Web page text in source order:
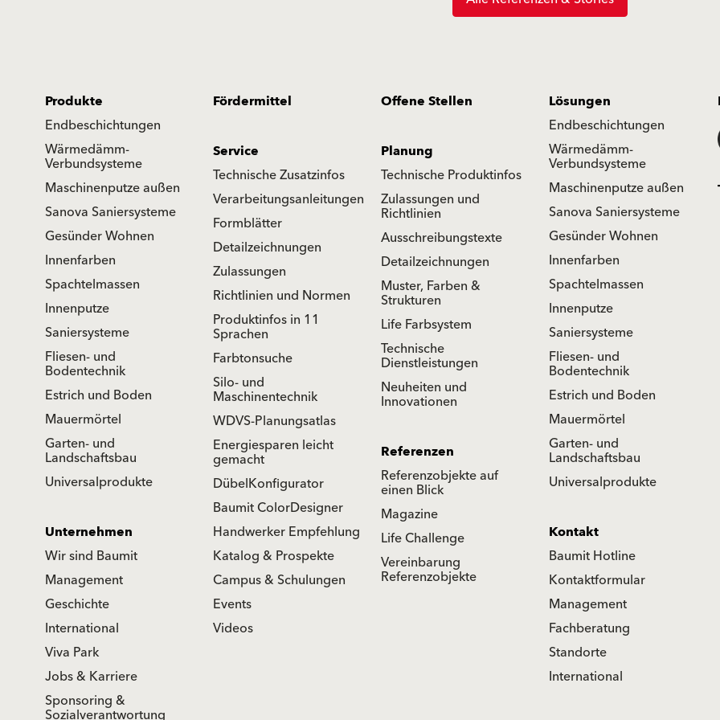
Produkte
Endbeschichtungen
Wärmedämm-
Verbundsysteme
Maschinenputze außen
Sanova Saniersysteme
Gesünder Wohnen
Innenfarben
Spachtelmassen
Innenputze
Saniersysteme
Fliesen- und
Bodentechnik
Estrich und Boden
Mauermörtel
Garten- und
Landschaftsbau
Universalprodukte
Fördermittel Offene Stellen
Lösungen
Endbeschichtungen
Wärmedämm-
Verbundsysteme
Maschinenputze außen
Sanova Saniersysteme
Gesünder Wohnen
Innenfarben
Spachtelmassen
Innenputze
Saniersysteme
Fliesen- und
Bodentechnik
Estrich und Boden
Mauermörtel
Garten- und
Landschaftsbau
Universalprodukte
Service
Technische Zusatzinfos
Verarbeitungsanleitungen
Formblätter
Detailzeichnungen
Zulassungen
Richtlinien und Normen
Produktinfos in 11
Sprachen
Farbtonsuche
Silo- und
Maschinentechnik
WDVS-Planungsatlas
Energiesparen leicht
gemacht
DübelKonfigurator
Baumit ColorDesigner
Handwerker Empfehlung
Katalog & Prospekte
Campus & Schulungen
Events
Videos
Planung
Technische Produktinfos
Zulassungen und
Richtlinien
Ausschreibungstexte
Detailzeichnungen
Muster, Farben &
Strukturen
Life Farbsystem
Technische
Dienstleistungen
Neuheiten und
Innovationen
Referenzen
Referenzobjekte auf
einen Blick
Magazine
Life Challenge
Vereinbarung
Referenzobjekte
Unternehmen
Wir sind Baumit
Management
Geschichte
International
Viva Park
Jobs & Karriere
Sponsoring &
Sozialverantwortung
Kontakt
Baumit Hotline
Kontaktformular
Management
Fachberatung
Standorte
International